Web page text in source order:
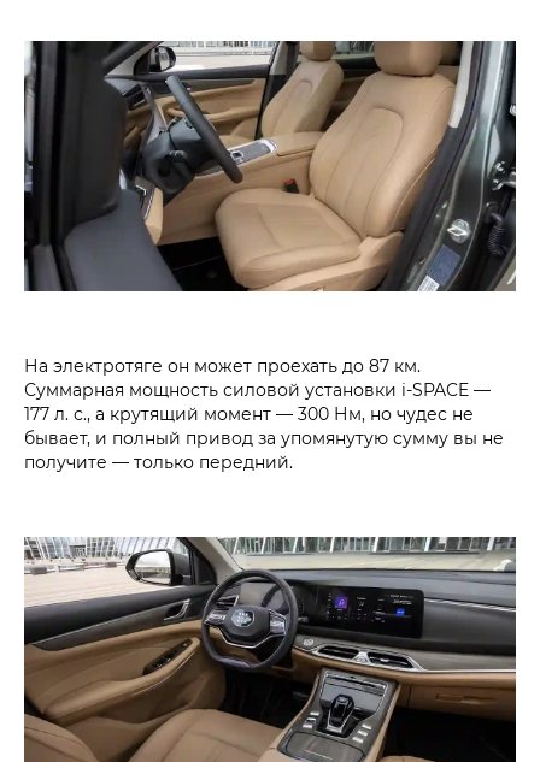
На электротяге он может проехать до 87 км.
Суммарная мощность силовой установки i‑SPACE —
177 л. с., а крутящий момент — 300 Нм, но чудес не
бывает, и полный привод за упомянутую сумму вы не
получите — только передний.